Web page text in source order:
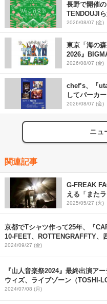
長野で開催
TENDOUJI
発表
2026/08/07 (金)
東京「海の
2026』
発表 ワーク
2026/08/07 (金)
chef’s、『
してパーカ
2026/08/07 (金)
ニュ
関連記事
G-FREAK
える「また
2025/05/27 (火)
京都でTシャツ作って25年、『
10-FEET、ROTTENGRAFFTY、
2024/09/27 (金)
『山人音楽祭2024』最終出演ア
ウィズ、ライブゾーン（TOSHI-
2024/07/08 (月)